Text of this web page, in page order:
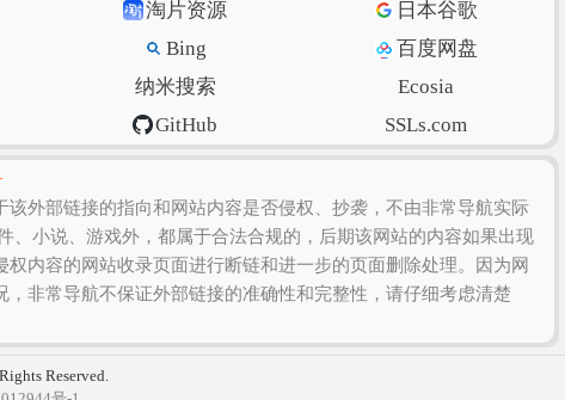
淘片资源
日本谷歌
Bing
百度网盘
纳米搜索
Ecosia
GitHub
SSLs.com
虎扑篮球 美得云
该外部链接的指向和网站内容是否侵权、抄袭，不由非常导航实际
、小说、游戏外，都属于合法合规的，后期该网站的内容如果出现
内容的网站收录页面进行断链和进一步的页面删除处理。因为网
非常导航不保证外部链接的准确性和完整性，请仔细考虑清楚
Reserved.